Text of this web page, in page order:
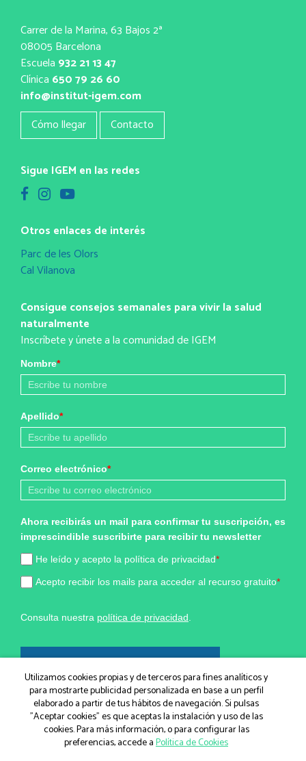
Carrer de la Marina, 63 Bajos 2ª
08005 Barcelona
Escuela 932 21 13 47
Clínica 650 79 26 60
info@institut-igem.com
Cómo llegar
Contacto
Sigue IGEM en las redes
Otros enlaces de interés
Parc de les Olors
Cal Vilanova
Consigue consejos semanales para vivir la salud
naturalmente
Inscríbete y únete a la comunidad de IGEM
Nombre*
Apellido*
Correo electrónico*
Ahora recibirás un mail para confirmar tu suscripción, es
imprescindible suscribirte para recibir tu newsletter
He leído y acepto la política de privacidad*
Acepto recibir los mails para acceder al recurso gratuito*
Consulta nuestra política de privacidad.
Marketing por
ActiveCampaign
Utilizamos cookies propias y de terceros para fines analíticos y
para mostrarte publicidad personalizada en base a un perfil
elaborado a partir de tus hábitos de navegación. Si pulsas
"Aceptar cookies" es que aceptas la instalación y uso de las
cookies. Para más información, o para configurar las
preferencias, accede aPolítica de Cookies